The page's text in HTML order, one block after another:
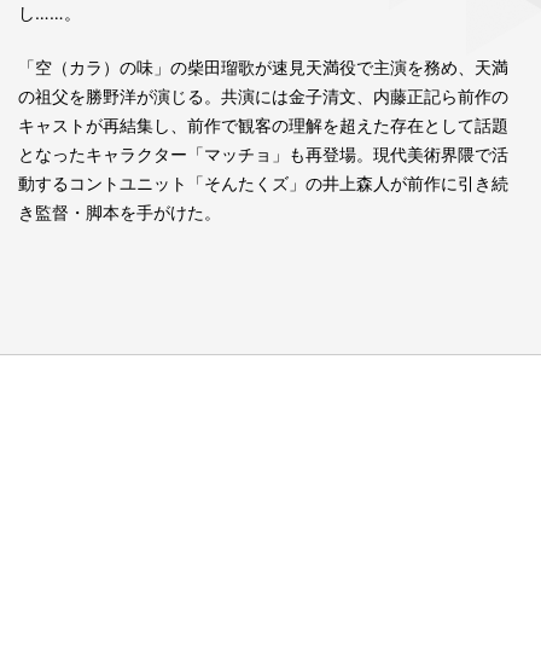
し……。
「空（カラ）の味」の柴田瑠歌が速見天満役で主演を務め、天満
の祖父を勝野洋が演じる。共演には金子清文、内藤正記ら前作の
キャストが再結集し、前作で観客の理解を超えた存在として話題
となったキャラクター「マッチョ」も再登場。現代美術界隈で活
動するコントユニット「そんたくズ」の井上森人が前作に引き続
き監督・脚本を手がけた。